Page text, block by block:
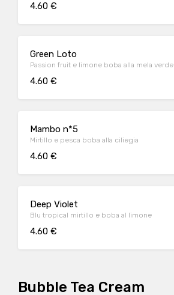
4.60 €
Green Loto
Passion fruit e limone boba alla mela verde
4.60 €
Mambo n*5
Mirtillo e pesca boba alla ciliegia
4.60 €
Deep Violet
Blu tropical mirtillo e boba al limone
4.60 €
Bubble Tea Cream